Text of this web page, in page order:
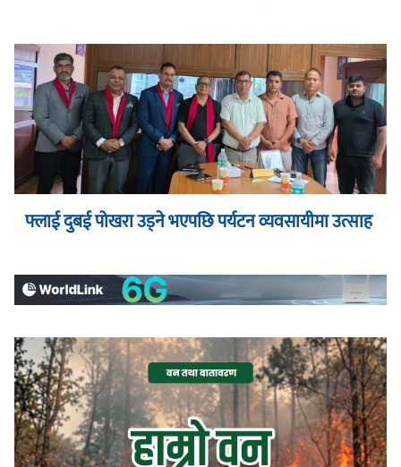
फ्लाई दुबई पोखरा उड्ने भएपछि पर्यटन व्यवसायीमा उत्साह